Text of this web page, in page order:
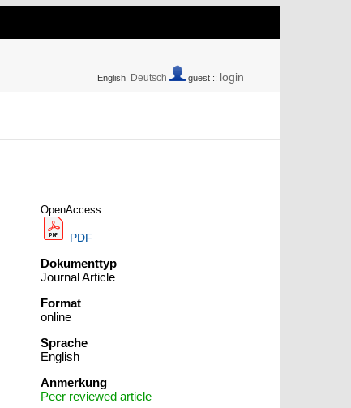
English Deutsch guest :: login
OpenAccess:
PDF
Dokumenttyp
Journal Article
Format
online
Sprache
English
Anmerkung
Peer reviewed article